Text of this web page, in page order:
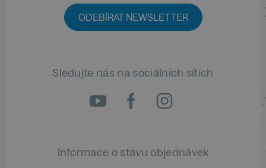
ODEBÍRAT NEWSLETTER
Sledujte nás na sociálních sítích
Informace o stavu objednávek